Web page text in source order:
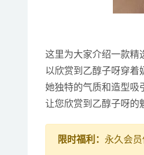
这里为大家介绍一款精
以欣赏到乙醇子呀穿着
她独特的气质和造型吸
让您欣赏到乙醇子呀的
限时福利： 永久会